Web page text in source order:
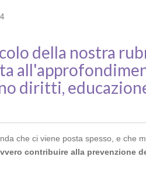
della nostra
diritti,
che ci viene posta spesso, e che
contribuire alla prevenzione